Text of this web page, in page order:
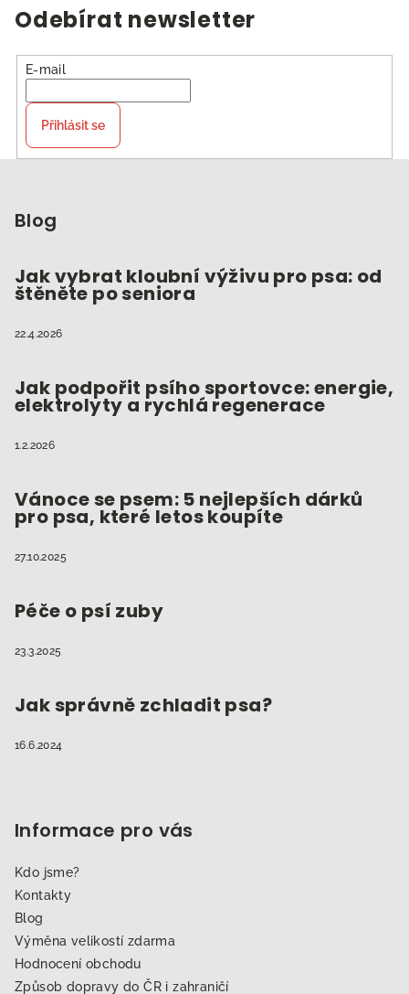
Odebírat newsletter
E-mail
Přihlásit se
Blog
Jak vybrat kloubní výživu pro psa: od
štěněte po seniora
22.4.2026
Jak podpořit psího sportovce: energie,
elektrolyty a rychlá regenerace
1.2.2026
Vánoce se psem: 5 nejlepších dárků
pro psa, které letos koupíte
27.10.2025
Péče o psí zuby
23.3.2025
Jak správně zchladit psa?
16.6.2024
Informace pro vás
Kdo jsme?
Kontakty
Blog
Výměna velikostí zdarma
Hodnocení obchodu
Způsob dopravy do ČR i zahraničí